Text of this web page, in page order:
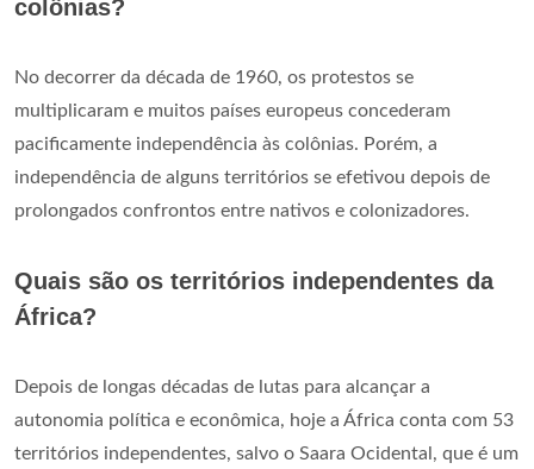
colônias?
No decorrer da década de 1960, os protestos se
multiplicaram e muitos países europeus concederam
pacificamente independência às colônias. Porém, a
independência de alguns territórios se efetivou depois de
prolongados confrontos entre nativos e colonizadores.
Quais são os territórios independentes da
África?
Depois de longas décadas de lutas para alcançar a
autonomia política e econômica, hoje a África conta com 53
territórios independentes, salvo o Saara Ocidental, que é um